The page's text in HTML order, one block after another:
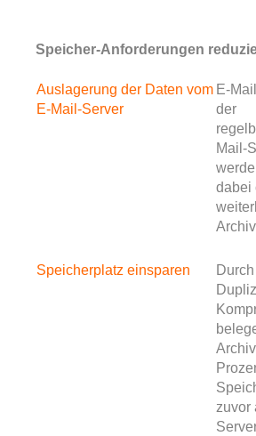
Speicher-Anforderungen
Auslagerung der Daten vom
E-Mail-Server
E-
der
Mail-
dabei
Speicherplatz einsparen
zuvor